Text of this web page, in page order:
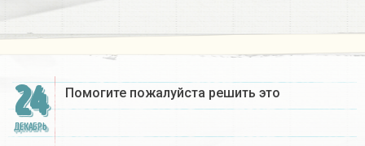
24
ДЕКАБРЬ
Помогите пожалуйста решить это